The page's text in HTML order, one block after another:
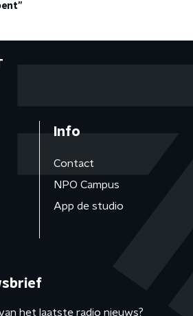
Info
Contact
NPO Campus
App de studio
het laatste radio nieuws?